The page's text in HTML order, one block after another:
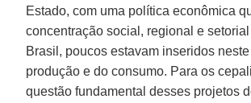
Estado, com uma política econômica
concentração social, regional e setorial
Brasil, poucos estavam inseridos
produção e do consumo. Para os
questão fundamental desses projetos